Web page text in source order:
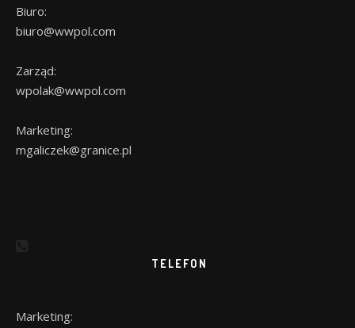
Biuro:
biuro@wwpol.com
Zarząd:
wpolak@wwpol.com
Marketing:
mgaliczek@granice.pl
TELEFON
Marketing: